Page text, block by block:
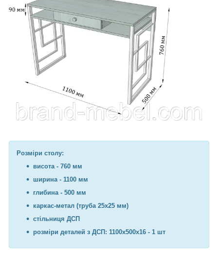
Розміри столу:
висота - 760 мм
ширина - 1100 мм
глибина - 500 мм
каркас-метал (труба 25х25 мм)
стільниця ДСП
розміри деталей з ДСП: 1100х500х16 - 1 шт